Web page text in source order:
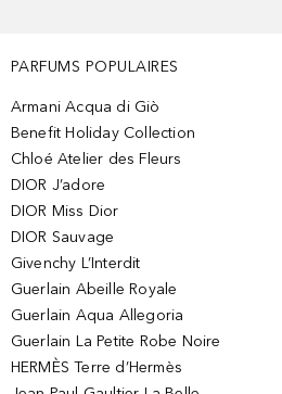
PARFUMS POPULAIRES
Armani Acqua di Giò
Benefit Holiday Collection
Chloé Atelier des Fleurs
DIOR J’adore
DIOR Miss Dior
DIOR Sauvage
Givenchy L’Interdit
Guerlain Abeille Royale
Guerlain Aqua Allegoria
Guerlain La Petite Robe Noire
HERMÈS Terre d’Hermès